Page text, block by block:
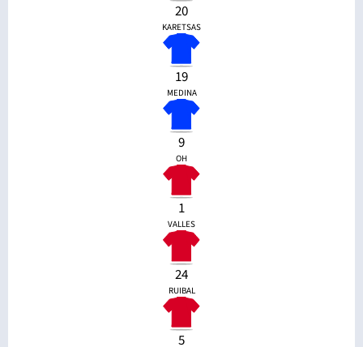
20
KARETSAS
19
MEDINA
9
OH
1
VALLES
24
RUIBAL
5